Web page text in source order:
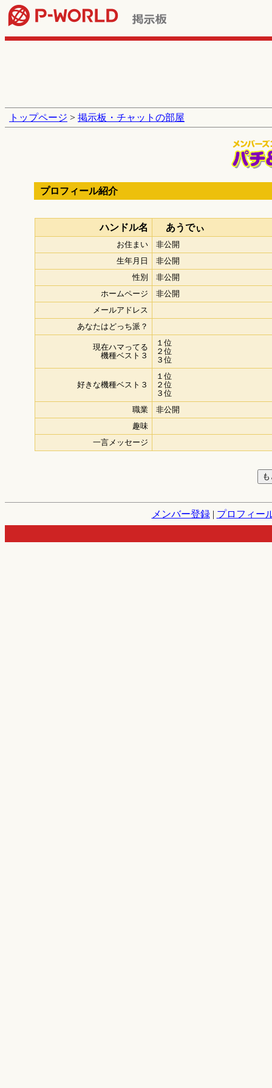
トップページ > 掲示板・チャットの部屋
プロフィール紹介
ハンドル名 あうでぃ
お住まい
非公開
生年月日
非公開
性別
非公開
ホームページ
非公開
メールアドレス
あなたはどっち派？
現在ハマってる
機種ベスト３
１位
２位
３位
好きな機種ベスト３
１位
２位
３位
職業
非公開
趣味
一言メッセージ
メンバー登録| プロフィー